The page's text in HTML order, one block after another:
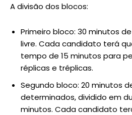
A divisão dos blocos:
Primeiro bloco: 30 minutos
livre. Cada candidato terá
tempo de 15 minutos para
réplicas e tréplicas.
Segundo bloco: 20 minutos
determinados, dividido em
minutos. Cada candidato